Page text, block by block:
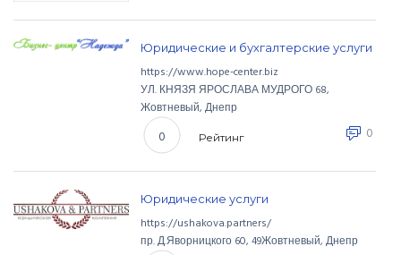
Юридические и бухгалтерские услуги
https://www.hope-center.biz
УЛ. КНЯЗЯ ЯРОСЛАВА МУДРОГО68,
Жовтневый, Днепр
Рейтинг
0 0
Юридические услуги
https://ushakova.partners/
пр. Д.Яворницкого60, 49Жовтневый, Днепр